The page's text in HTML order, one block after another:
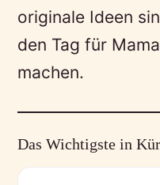
originale Ideen
den Tag für
machen.
Das Wichtigste in